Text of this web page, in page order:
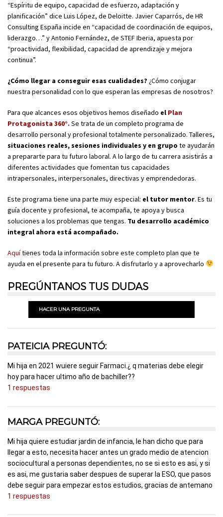
“Espíritu de equipo, capacidad de esfuerzo, adaptación y
planificación” dice Luis López, de Deloitte. Javier Caparrós, de HR
Consulting España incide en “capacidad de coordinación de equipos,
liderazgo…” y Antonio Fernández, de STEF Iberia, apuesta por
“proactividad, flexibilidad, capacidad de aprendizaje y mejora
continua”.
¿Cómo llegar a conseguir esas cualidades? ¿Cómo conjugar
nuestra personalidad con lo que esperan las empresas de nosotros?
Para que alcances esos objetivos hemos diseñado el Plan
Protagonista 360°. Se trata de un completo programa de
desarrollo personal y profesional totalmente personalizado. Talleres,
situaciones reales, sesiones individuales y en grupo te ayudarán
a prepararte para tu futuro laboral. A lo largo de tu carrera asistirás a
diferentes actividades que fomentan tus capacidades
intrapersonales, interpersonales, directivas y emprendedoras.
Este programa tiene una parte muy especial: el tutor mentor. Es tu
guía docente y profesional, te acompaña, te apoya y busca
soluciones a los problemas que tengas. Tu desarrollo académico
integral ahora está acompañado.
Aquítienes toda la información sobre este completo plan que te
ayuda en el presente para tu futuro. A disfrutarlo y a aprovecharlo
PREGÚNTANOS TUS DUDAS
HACER UNA PREGUNTA
PATEICIA PREGUNTÓ:
Mi hija en 2021 wuiere seguir Farmaci.¿ q materias debe elegir
hoy para hacer ultimo año de bachiller??
1 respuestas
MARGA PREGUNTÓ:
Mi hija quiere estudiar jardin de infancia, le han dicho que para
llegar a esto, necesita hacer antes un grado medio de atencion
sociocultural a personas dependientes, no se si esto es asi, y si
es asi, me gustaria saber despues de superar la ESO, que pasos
debe seguir para empezar estos estudios, gracias de antemano
1 respuestas